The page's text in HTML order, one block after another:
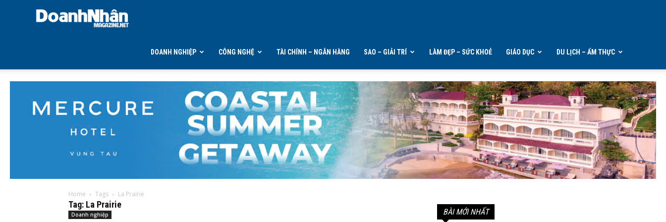
DOANH NGHIỆP CÔNG NGHỆ TÀI CHÍNH – NGÂN HÀNG SAO – GIẢI TRÍ LÀM ĐẸP – SỨC KHOẺ GIÁO DỤC DU LỊCH – ẨM THỰC
Home Tags La Prairie
Tag: La Prairie
Doanh nghiệp BÀI MỚI NHẤT